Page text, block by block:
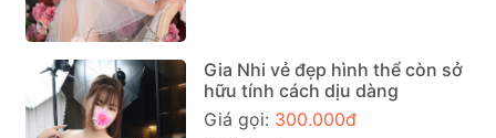
Gia Nhi vẻ đẹp hình thể còn sở
hữu tính cách dịu dàng
Giá gọi: 300.000đ